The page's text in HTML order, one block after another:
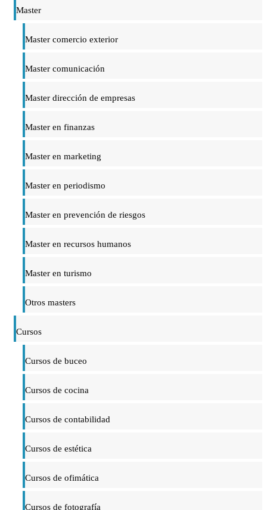
Master
Master comercio exterior
Master comunicación
Master dirección de empresas
Master en finanzas
Master en marketing
Master en periodismo
Master en prevención de riesgos
Master en recursos humanos
Master en turismo
Otros masters
Cursos
Cursos de buceo
Cursos de cocina
Cursos de contabilidad
Cursos de estética
Cursos de ofimática
Cursos de fotografía